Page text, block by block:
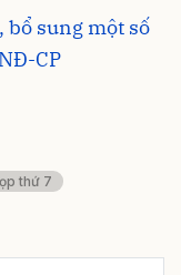
bổ sung một số
CP
thứ 7